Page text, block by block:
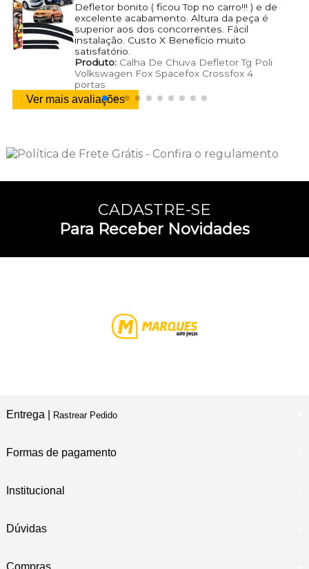
Defletor bonito ( ficou Top no carro!!! ) e de
excelente acabamento. Altura da peça é
superior aos dos concorrentes. Fácil
instalação. Custo X Benefício muito
satisfatório.
Produto:Calha De Chuva Defletor Tg Poli
Volkswagen Fox Spacefox Crossfox 4
portas
Ver mais avaliações
CADASTRE-SE
Para Receber Novidades
Entrega | Rastrear Pedido
Formas de pagamento
Institucional
Dúvidas
Compras